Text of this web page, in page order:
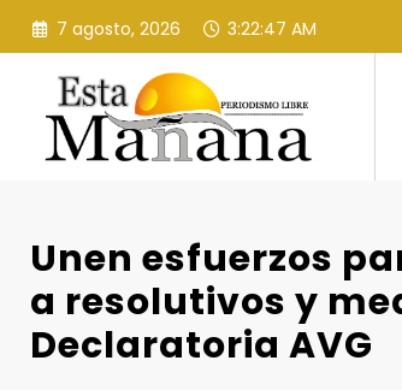
Saltar
contenido
7 agosto, 2026 3:22:48 AM
Unen esfuerzos
a resolutivos y
Declaratoria AVG